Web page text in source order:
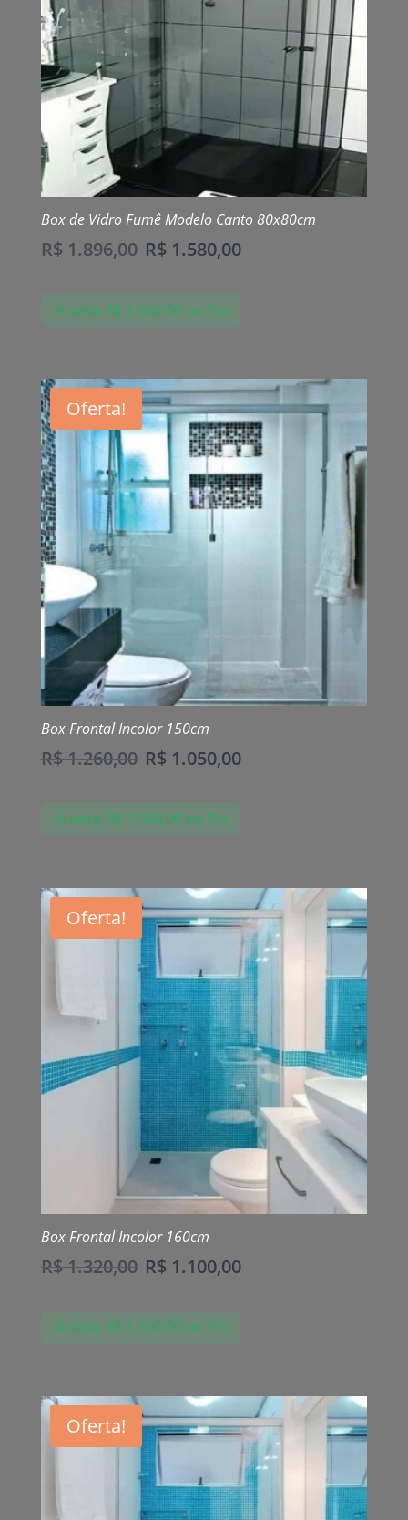
Box de Vidro Fumê Modelo Canto 80x80cm
R$1.896,00 R$1.580,00
À vista R$ 1.580,00 no Pix
Oferta!
Box Frontal Incolor 150cm
R$1.260,00 R$1.050,00
À vista R$ 1.050,00 no Pix
Oferta!
Box Frontal Incolor 160cm
R$1.320,00 R$1.100,00
À vista R$ 1.100,00 no Pix
Oferta!